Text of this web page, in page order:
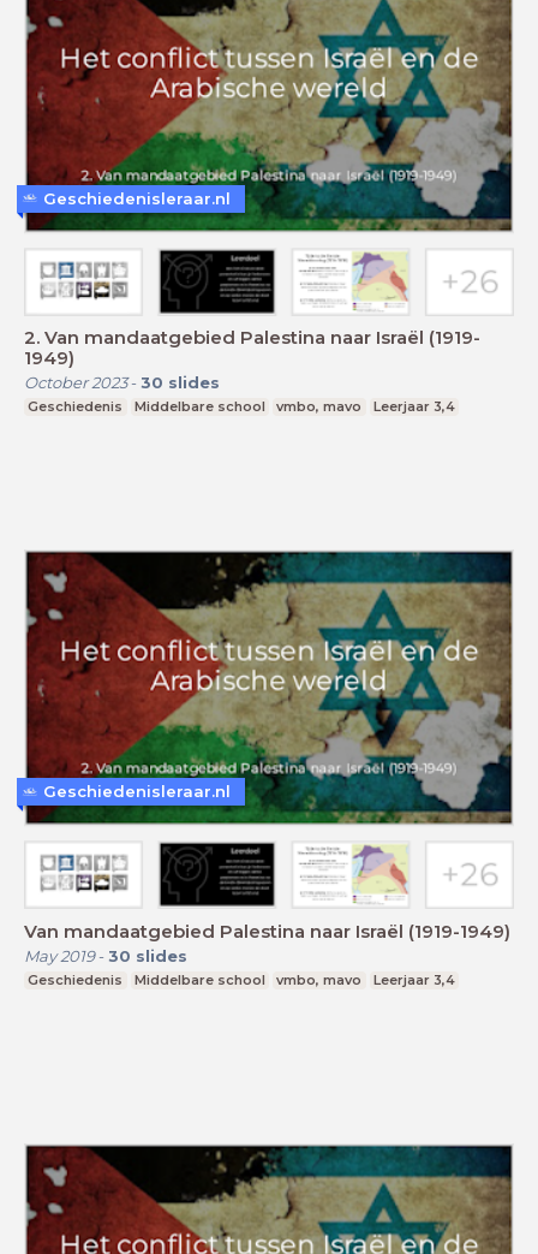
2. Van mandaatgebied Palestina naar Israël (1919-
1949)
October 2023- 30 slides
Geschiedenis Middelbare school vmbo, mavo Leerjaar 3,4
Geschiedenisleraar.nl
Van mandaatgebied Palestina naar Israël (1919-1949)
May 2019- 30 slides
Geschiedenis Middelbare school vmbo, mavo Leerjaar 3,4
Geschiedenisleraar.nl